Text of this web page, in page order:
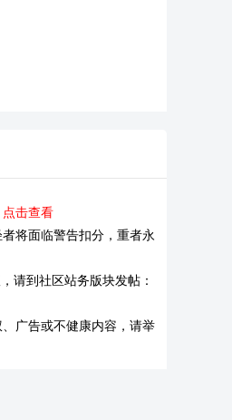
点击查看
将面临警告扣分，重者永
请到社区站务版块发帖：
广告或不健康内容，请举